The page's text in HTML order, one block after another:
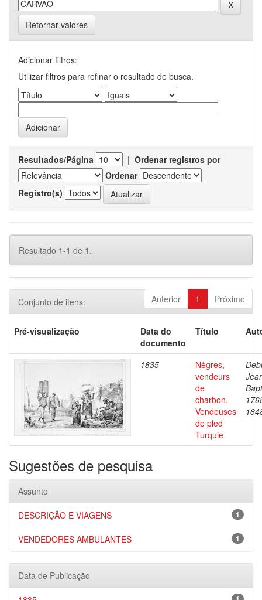
Retornar valores
Adicionar filtros:
Utilizar filtros para refinar o resultado de busca.
Resultados/Página | Ordenar registros por
Ordenar
Registro(s)
Resultado 1-1 de 1.
Anterior 1 Próximo
Conjunto de itens:
Pré-visualização
Data do
documento
Título
1835
Nègres,
vendeurs
de
charbon.
Vendeuses
de pled
Turquie
Sugestões de pesquisa
Assunto
1
DESCRIÇÃO E VIAGENS
1
VENDEDORES AMBULANTES
Data de Publicação